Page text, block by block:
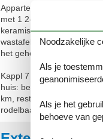
Appartement 4-kamers
met 1 2-pers bed (140
keramische glas
wastafels. Balkon 30 m2.
het gehele appartement
Kappl 7 km van Ischgl:
huis: bergruimte voor
km, restaurant 300 m,
rodelbaan, langlaufloipe
Noodzakelijke
Als je
Als je het
behoeve van